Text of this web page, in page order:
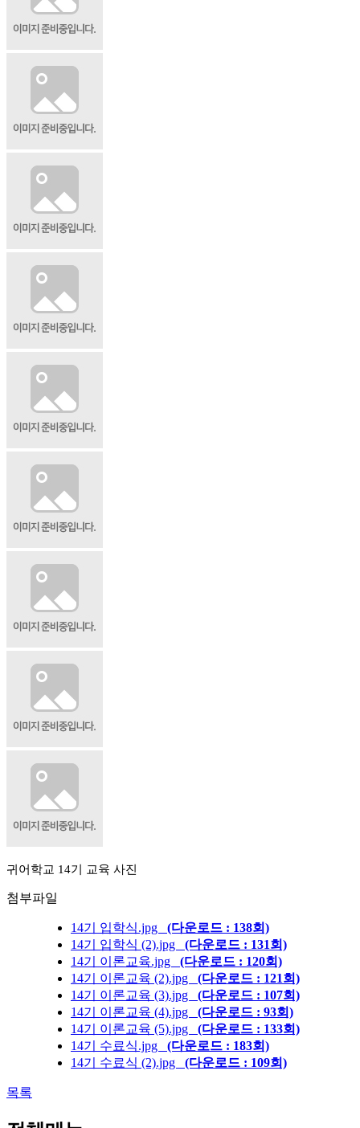
귀어학교 14기 교육 사진
첨부파일
14기 입학식.jpg
(다운로드 : 138회)
14기 입학식 (2).jpg
(다운로드 : 131회)
14기 이론교육.jpg
(다운로드 : 120회)
14기 이론교육 (2).jpg
(다운로드 : 121회)
14기 이론교육 (3).jpg
(다운로드 : 107회)
14기 이론교육 (4).jpg
(다운로드 : 93회)
14기 이론교육 (5).jpg
(다운로드 : 133회)
14기 수료식.jpg
(다운로드 : 183회)
14기 수료식 (2).jpg
(다운로드 : 109회)
목록